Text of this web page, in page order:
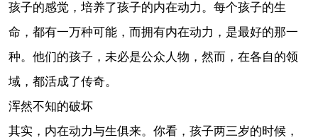
孩子的感觉，培养了孩子的内在动力。每个孩子的生
命，都有一万种可能，而拥有内在动力，是最好的那一
种。他们的孩子，未必是公众人物，然而，在各自的领
域，都活成了传奇。
浑然不知的破坏
其实，内在动力与生俱来。你看，孩子两三岁的时候，